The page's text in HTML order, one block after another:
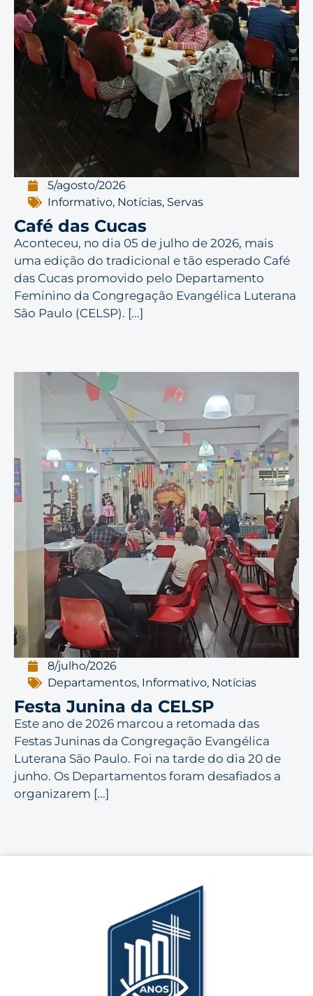
5/agosto/2026
Informativo, Notícias, Servas
Café das Cucas
Aconteceu, no dia 05 de julho de 2026, mais
uma edição do tradicional e tão esperado Café
das Cucas promovido pelo Departamento
Feminino da Congregação Evangélica Luterana
São Paulo (CELSP). [...]
8/julho/2026
Departamentos, Informativo, Notícias
Festa Junina da CELSP
Este ano de 2026 marcou a retomada das
Festas Juninas da Congregação Evangélica
Luterana São Paulo. Foi na tarde do dia 20 de
junho. Os Departamentos foram desafiados a
organizarem [...]